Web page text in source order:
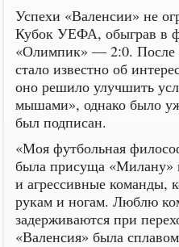
Успехи «Валенсии» не
Кубок УЕФА, обыграв в
«Олимпик» — 2:0. После
стало известно об
оно решило улучшить
мышами», однако было
был подписан.
«Моя футбольная
была присуща
и агрессивные команды,
рукам и ногам. Люблю
задерживаются при
«Валенсия» была